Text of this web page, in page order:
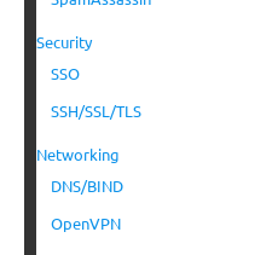
Security
SSO
SSH/SSL/TLS
Networking
DNS/BIND
OpenVPN